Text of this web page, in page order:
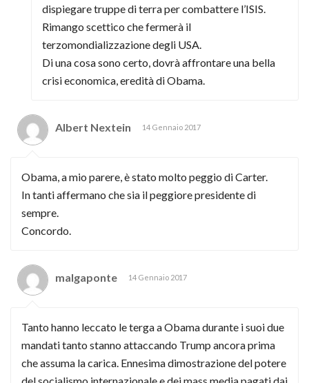
dispiegare truppe di terra per combattere l’ISIS.
Rimango scettico che fermerà il
terzomondializzazione degli USA.
Di una cosa sono certo, dovrà affrontare una bella
crisi economica, eredità di Obama.
Albert Nextein 14 Gennaio 2017
Obama, a mio parere, è stato molto peggio di Carter.
In tanti affermano che sia il peggiore presidente di
sempre.
Concordo.
malgaponte 14 Gennaio 2017
Tanto hanno leccato le terga a Obama durante i suoi due
mandati tanto stanno attaccando Trump ancora prima
che assuma la carica. Ennesima dimostrazione del potere
del socialismo internazionale e dei mass media pagati dai